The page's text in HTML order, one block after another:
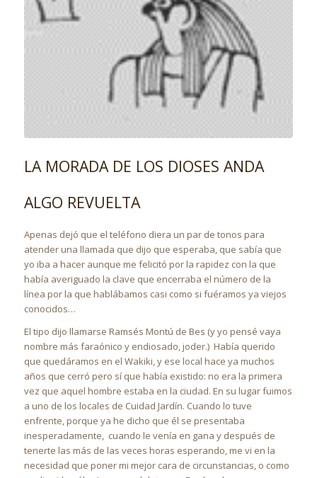
LA MORADA DE LOS DIOSES ANDA
ALGO REVUELTA
Apenas dejó que el teléfono diera un par de tonos para
atender una llamada que dijo que esperaba, que sabía que
yo iba a hacer aunque me felicitó por la rapidez con la que
había averiguado la clave que encerraba el número de la
línea por la que hablábamos casi como si fuéramos ya viejos
conocidos…
El tipo dijo llamarse Ramsés Montú de Bes (y yo pensé vaya
nombre más faraónico y endiosado, joder.) Había querido
que quedáramos en el Wakiki, y ese local hace ya muchos
años que cerró pero sí que había existido: no era la primera
vez que aquel hombre estaba en la ciudad. En su lugar fuimos
a uno de los locales de Cuidad Jardín. Cuando lo tuve
enfrente, porque ya he dicho que él se presentaba
inesperadamente, cuando le venía en gana y después de
tenerte las más de las veces horas esperando, me vi en la
necesidad que poner mi mejor cara de circunstancias, o como